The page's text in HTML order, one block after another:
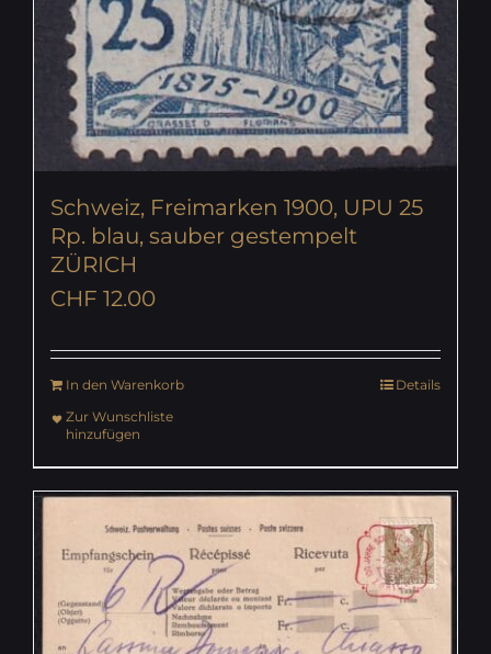
Schweiz, Freimarken 1900, UPU 25
Rp. blau, sauber gestempelt
ZÜRICH
CHF 12.00
In den Warenkorb
Details
Zur Wunschliste
hinzufügen